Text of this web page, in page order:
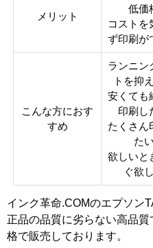
タイ
メリット
低価
コストを
ず印刷が
こんな方におす
すめ
ランニン
トを抑
安くても
印刷し
たくさん
たい
欲しいと
ぐ欲
インク革命.COMのエプソン
正品の品質に劣らない高品
格で販売しております。